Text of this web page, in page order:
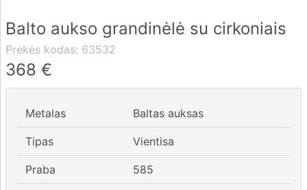
Rekvizitai
Kontaktai
604 42021
Balto aukso grandinėlė su cirkoniais
Prekės kodas: 63532
368 €
Metalas Baltas auksas
Tipas Vientisa
Praba 585